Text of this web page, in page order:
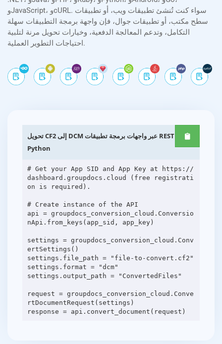
وJavaScript، وcURL. سواء كنت تُنشئ تطبيقات ويب، أو تطبيقات
سطح مكتب، أو تطبيقات جوال، فإن واجهة برمجة التطبيقات سهلة
التكامل، وتدعم المعالجة الدفعية، وخيارات تحويل مرنة لتلبية
احتياجات التطوير العملية.
تحويل CF2 إلى DCM عبر واجهات برمجة تطبيقات REST
Python
# Get your App SID and App Key at https://
dashboard.groupdocs.cloud (free registrati
on is required).
# Create instance of the API
api = groupdocs_conversion_cloud.Conversio
nApi.from_keys(app_sid, app_key)
settings = groupdocs_conversion_cloud.Conv
ertSettings()
settings.file_path = "file-to-convert.cf2"
settings.format = "dcm"
settings.output_path = "ConvertedFiles"
request = groupdocs_conversion_cloud.Conve
rtDocumentRequest(settings)